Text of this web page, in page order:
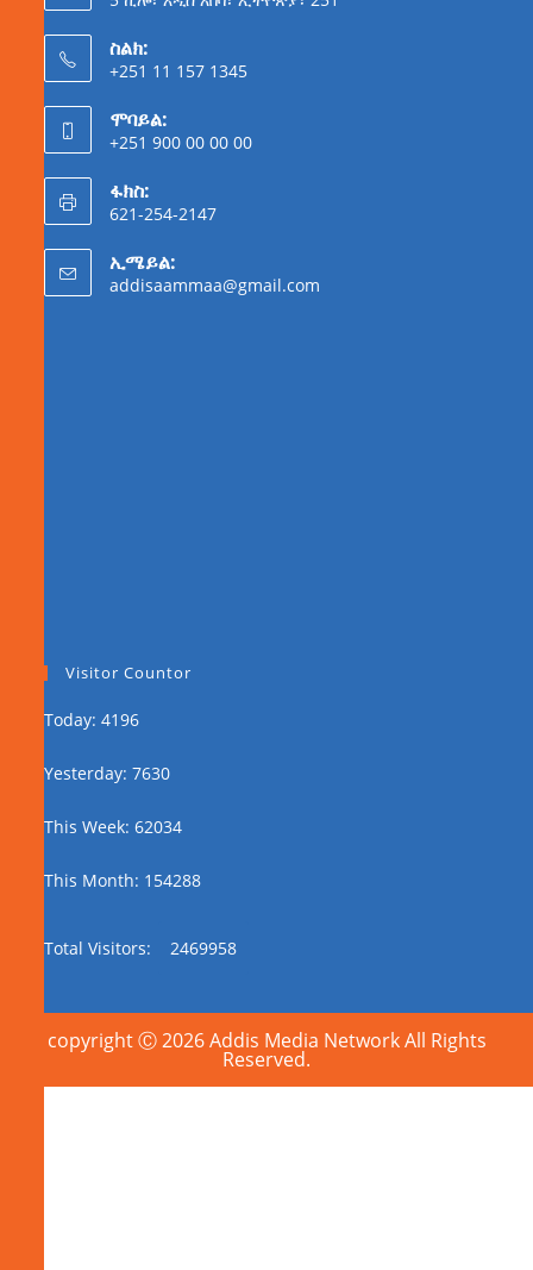
ስልክ:
+251 11 157 1345
ሞባይል:
+251 900 00 00 00
ፋክስ:
621-254-2147
ኢሜይል:
addisaammaa@gmail.com
Visitor Countor
Today: 4196
Yesterday: 7630
This Week: 62034
This Month: 154288
Total Visitors: 2469958
copyright Ⓒ 2026 Addis Media Network All Rights
Reserved.